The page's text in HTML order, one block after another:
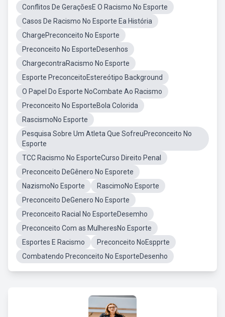
Conflitos De GeraçõesE O Racismo No Esporte
Casos De Racismo No Esporte Ea História
ChargePreconceito No Esporte
Preconceito No EsporteDesenhos
ChargecontraRacismo No Esporte
Esporte PreconceitoEstereótipo Background
O Papel Do Esporte NoCombate Ao Racismo
Preconceito No EsporteBola Colorida
RascismoNo Esporte
Pesquisa Sobre Um Atleta Que SofreuPreconceito No
Esporte
TCC Racismo No EsporteCurso Direito Penal
Preconceito DeGênero No Esporete
NazismoNo Esporte
RascimoNo Esporte
Preconceito DeGenero No Esporte
Preconceito Racial No EsporteDesemho
Preconceito Com as MulheresNo Esporte
Esportes E Racismo
Preconceito NoEspprte
Combatendo Preconceito No EsporteDesenho